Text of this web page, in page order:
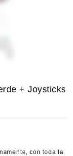
+ Joysticks
con toda la